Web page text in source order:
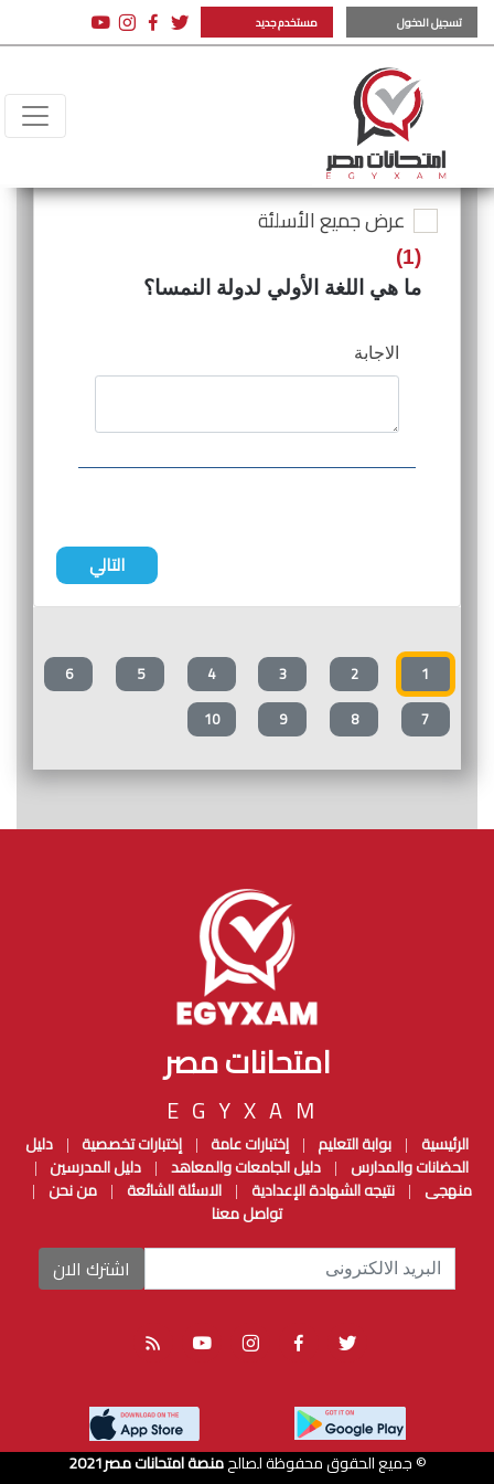
تسجيل الدخول مستخدم جديد
عرض جميع الأسلئة
(1)
ما هي اللغة الأولي لدولة النمسا؟
الاجابة
التالي
1
2
3
4
5
6
7
8
9
10
امتحانات مصر
EGYXAM
الرئيسية بوابة التعليم إختبارات عامة إختبارات تخصصية
دليل
الحضانات والمدارس
دليل الجامعات والمعاهد دليل المدرسين
منهجى |نتيجه الشهادة الإعدادية الاسئلة الشائعة |من نحن
تواصل معنا
اشترك الان
© جميع الحقوق محفوظة لصالحمنصة امتحانات مصر2021